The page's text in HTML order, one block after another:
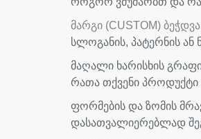
ᲛᲐᲠᲒᲘ (CUSTOM) ᲑᲔᲭᲓᲕᲐ
სლოგანის, პატერნის ან
ᲛᲐᲦᲐᲚᲘ ᲮᲐᲠᲘᲡᲮᲘᲡ
რათა თქვენი პროდუქტი
ᲤᲝᲠᲛᲔᲑᲘᲡ ᲓᲐ ᲖᲝᲛᲘᲡ
დასათვალიერებლად